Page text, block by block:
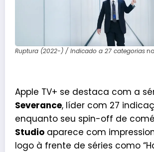
Ruptura (2022-) / Indicado a 27 categorias
Apple TV+ se destaca com a
Severance, líder com 27
enquanto seu spin-off de
Studio aparece com
logo à frente de séries como